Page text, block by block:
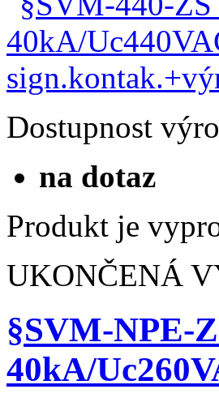
Dostupnost
na dotaz
Produkt je
UKONČENÁ
§SVM-NPE-
40kA/